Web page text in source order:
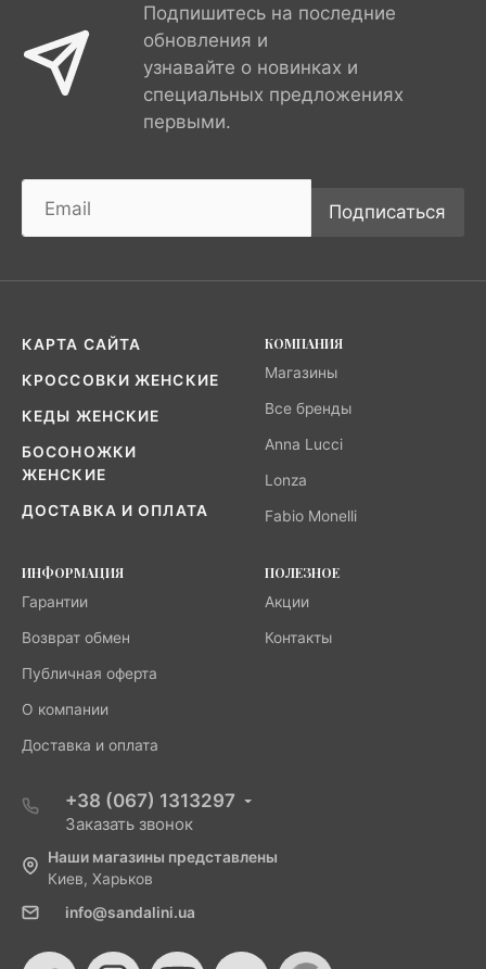
Подпишитесь на последние
обновления и
узнавайте о новинках и
специальных предложениях
первыми.
Подписаться
КАРТА САЙТА
КРОССОВКИ ЖЕНСКИЕ
КЕДЫ ЖЕНСКИЕ
БОСОНОЖКИ
ЖЕНСКИЕ
ДОСТАВКА И ОПЛАТА
КОМПАНИЯ
Магазины
Все бренды
Anna Lucci
Lonza
Fabio Monelli
ИНФОРМАЦИЯ
Гарантии
Возврат обмен
Публичная оферта
О компании
Доставка и оплата
ПОЛЕЗНОЕ
Акции
Контакты
+38 (067) 1313297
Заказать звонок
Наши магазины представлены
Киев, Харьков
info@sandalini.ua